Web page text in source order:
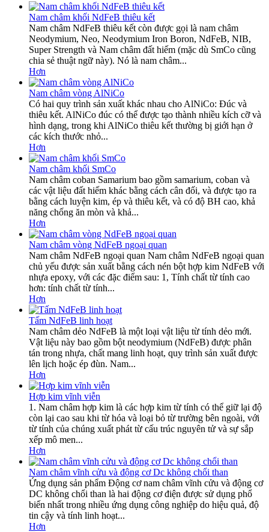
Nam châm khối NdFeB thiêu kết
Nam châm NdFeB thiêu kết còn được gọi là nam châm
Neodymium, Neo, Neodymium Iron Boron, NdFeB, NIB,
Super Strength và Nam châm đất hiếm (mặc dù SmCo cũng
chia sẻ thuật ngữ này). Nó là nam châm...
Hơn
Nam châm vòng AlNiCo
Có hai quy trình sản xuất khác nhau cho AlNiCo: Đúc và
thiêu kết. AlNiCo đúc có thể được tạo thành nhiều kích cỡ và
hình dạng, trong khi AlNiCo thiêu kết thường bị giới hạn ở
các kích thước nhỏ...
Hơn
Nam châm khối SmCo
Nam châm coban Samarium bao gồm samarium, coban và
các vật liệu đất hiếm khác bằng cách cân đối, và được tạo ra
bằng cách luyện kim, ép và thiêu kết, và có độ BH cao, khả
năng chống ăn mòn và khả...
Hơn
Nam châm vòng NdFeB ngoại quan
Nam châm NdFeB ngoại quan Nam châm NdFeB ngoại quan
chủ yếu được sản xuất bằng cách nén bột hợp kim NdFeB với
nhựa epoxy, với các đặc điểm sau: 1, Tính chất từ ​​tính cao
hơn: tính chất từ ​​tính...
Hơn
Tấm NdFeB linh hoạt
Nam châm dẻo NdFeB là một loại vật liệu từ tính dẻo mới.
Vật liệu này bao gồm bột neodymium (NdFeB) được phân
tán trong nhựa, chất mang linh hoạt, quy trình sản xuất được
lên lịch hoặc ép đùn. Nam...
Hơn
Hợp kim vĩnh viễn
1. Nam châm hợp kim là các hợp kim từ tính có thể giữ lại độ
còn lại cao sau khi từ hóa và loại bỏ từ trường bên ngoài, với
từ tính của chúng xuất phát từ cấu trúc nguyên tử và sự sắp
xếp mô men...
Hơn
Nam châm vĩnh cửu và động cơ Dc không chổi than
Ứng dụng sản phẩm Động cơ nam châm vĩnh cửu và động cơ
DC không chổi than là hai động cơ điện được sử dụng phổ
biến nhất trong nhiều ứng dụng công nghiệp do hiệu quả, độ
tin cậy và tính linh hoạt...
Hơn